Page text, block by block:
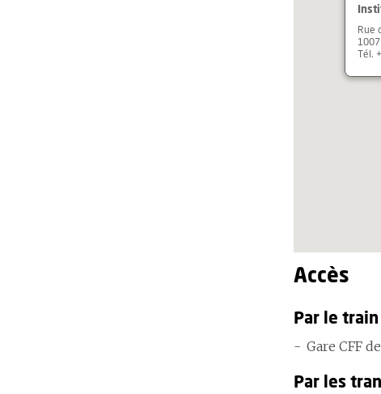
Rue
Tél.
Accès
Par le train
Gare CFF
Par les